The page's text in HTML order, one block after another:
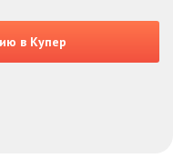
в Купер